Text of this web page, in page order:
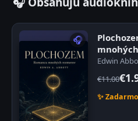
🎧
Edwin
€11.00
✨